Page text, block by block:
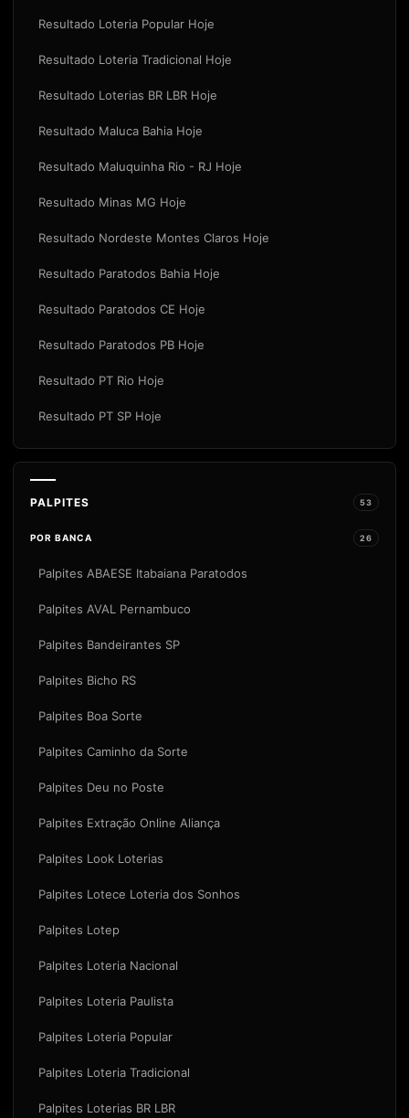
Resultado Loteria Popular Hoje
Resultado Loteria Tradicional Hoje
Resultado Loterias BR LBR Hoje
Resultado Maluca Bahia Hoje
Resultado Maluquinha Rio - RJ Hoje
Resultado Minas MG Hoje
Resultado Nordeste Montes Claros Hoje
Resultado Paratodos Bahia Hoje
Resultado Paratodos CE Hoje
Resultado Paratodos PB Hoje
Resultado PT Rio Hoje
Resultado PT SP Hoje
PALPITES 53
POR BANCA 26
Palpites ABAESE Itabaiana Paratodos
Palpites AVAL Pernambuco
Palpites Bandeirantes SP
Palpites Bicho RS
Palpites Boa Sorte
Palpites Caminho da Sorte
Palpites Deu no Poste
Palpites Extração Online Aliança
Palpites Look Loterias
Palpites Lotece Loteria dos Sonhos
Palpites Lotep
Palpites Loteria Nacional
Palpites Loteria Paulista
Palpites Loteria Popular
Palpites Loteria Tradicional
Palpites Loterias BR LBR